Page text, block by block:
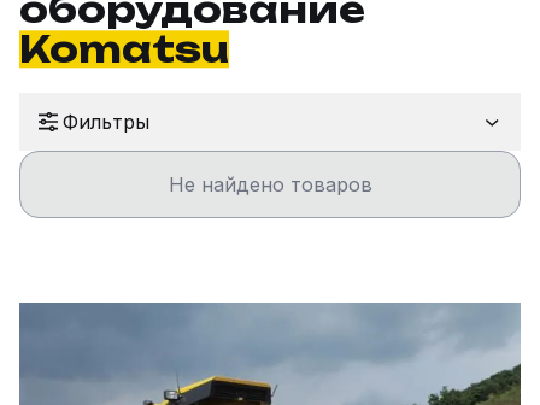
оборудование
Komatsu
Фильтры
Не найдено товаров